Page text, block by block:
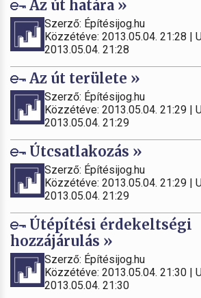
Az út határa »
Szerző: Építésijog.hu
Közzétéve: 2013.05.04. 21:28 |
2013.05.04. 21:28
Az út területe »
Szerző: Építésijog.hu
Közzétéve: 2013.05.04. 21:29 |
2013.05.04. 21:29
Útcsatlakozás »
Szerző: Építésijog.hu
Közzétéve: 2013.05.04. 21:29 |
2013.05.04. 21:29
Útépítési érdekeltségi
hozzájárulás »
Szerző: Építésijog.hu
Közzétéve: 2013.05.04. 21:30 |
2013.05.04. 21:30